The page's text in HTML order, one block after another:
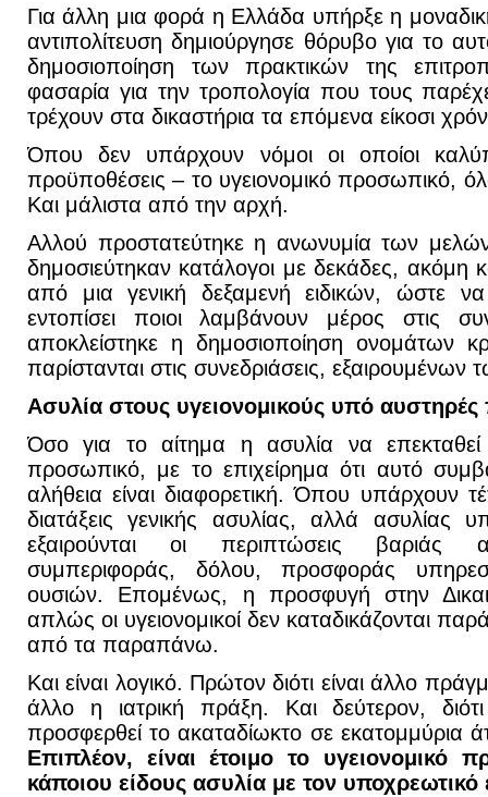
Για άλλη μια φορά η Ελλάδα υπήρξε η
αντιπολίτευση δημιούργησε θόρυβο για το
δημοσιοποίηση των πρακτικών της
φασαρία για την τροπολογία που τους
τρέχουν στα δικαστήρια τα επόμενα είκοσι
Όπου δεν υπάρχουν νόμοι οι οποίοι
προϋποθέσεις – το υγειονομικό προσωπικό,
Και μάλιστα από την αρχή.
Αλλού προστατεύτηκε η ανωνυμία των
δημοσιεύτηκαν κατάλογοι με δεκάδες, ακόμη
από μια γενική δεξαμενή ειδικών, ώστε
εντοπίσει ποιοι λαμβάνουν μέρος στις
αποκλείστηκε η δημοσιοποίηση ονομάτων
παρίστανται στις συνεδριάσεις,
Ασυλία στους υγειονομικούς υπό
Όσο για το αίτημα η ασυλία να επεκταθεί
προσωπικό, με το επιχείρημα ότι αυτό
αλήθεια είναι διαφορετική. Όπου υπάρχουν
διατάξεις γενικής ασυλίας, αλλά ασυλίας
εξαιρούνται οι περιπτώσεις βαριάς
συμπεριφοράς, δόλου, προσφοράς
ουσιών. Επομένως, η προσφυγή στην
απλώς οι υγειονομικοί δεν καταδικάζονται
από τα παραπάνω.
Και είναι λογικό. Πρώτον διότι είναι άλλο
άλλο η ιατρική πράξη. Και δεύτερον,
προσφερθεί το ακαταδίωκτο σε εκατομμύρια
Επιπλέον, είναι έτοιμο το υγειονομικό
κάποιου είδους ασυλία με τον